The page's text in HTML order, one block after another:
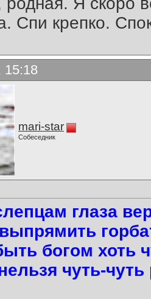
Спи крепко.
15:18
mari-star
Собеседник
глаза
богом хоть
чуть-